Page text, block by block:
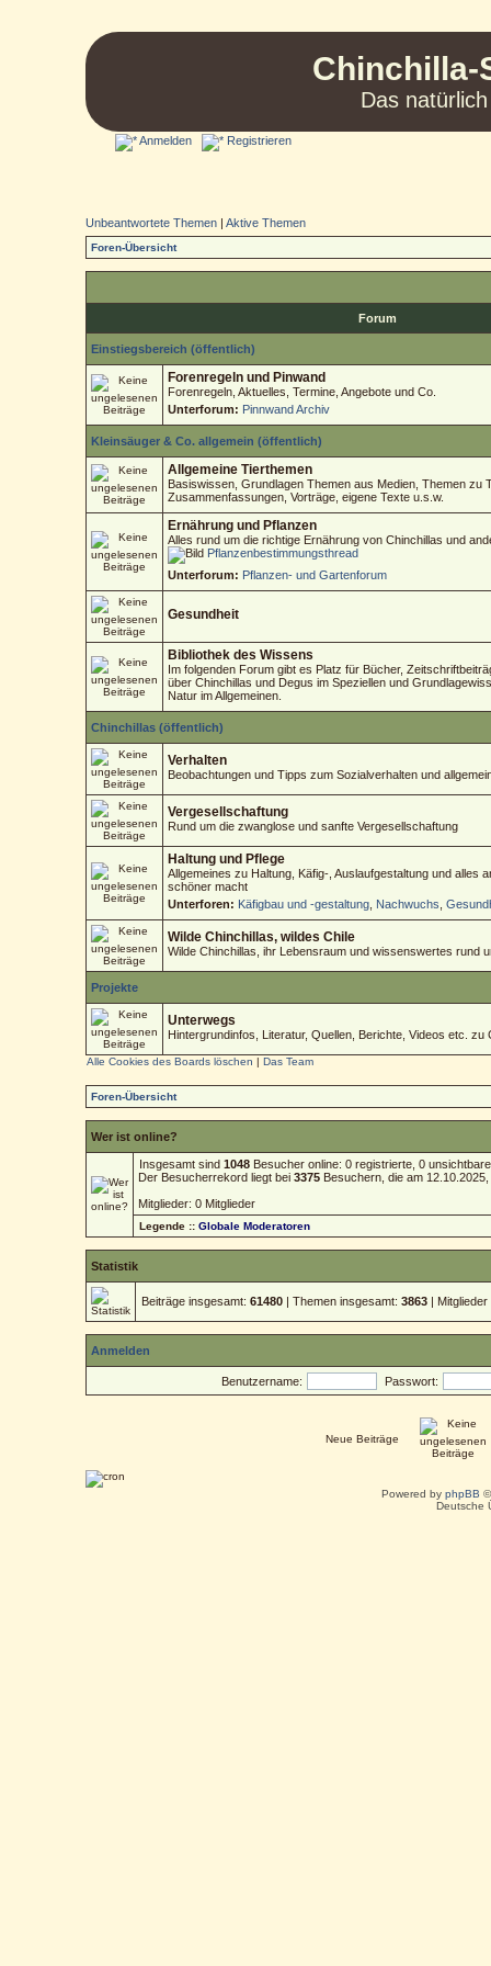
Chinchilla-
Das
Anmelden Registrieren
Unbeantwortete Themen |Aktive Themen
Foren-Übersicht
Forum
Einstiegsbereich (öffentlich)
Forenregeln und Pinwand
Forenregeln, Aktuelles, Termine, Angebote und Co.
Unterforum: Pinnwand Archiv
Kleinsäuger & Co. allgemein (öffentlich)
Allgemeine Tierthemen
Basiswissen, Grundlagen Themen aus Medien, Themen zu
Zusammenfassungen, Vorträge, eigene Texte u.s.w.
Ernährung und Pflanzen
Alles rund um die richtige Ernährung von Chinchillas und
Pflanzenbestimmungsthread
Unterforum: Pflanzen- und Gartenforum
Gesundheit
Bibliothek des Wissens
Im folgenden Forum gibt es Platz für Bücher,
über Chinchillas und Degus im Speziellen und
Natur im Allgemeinen.
Chinchillas (öffentlich)
Verhalten
Beobachtungen und Tipps zum Sozialverhalten und
Vergesellschaftung
Rund um die zwanglose und sanfte Vergesellschaftung
Haltung und Pflege
Allgemeines zu Haltung, Käfig-, Auslaufgestaltung und alles
schöner macht
Unterforen: Käfigbau und -gestaltung Nachwuchs ,
Wilde Chinchillas, wildes Chile
Wilde Chinchillas, ihr Lebensraum und wissenswertes rund
Projekte
Unterwegs
Hintergrundinfos, Literatur, Quellen, Berichte, Videos etc. zu
Alle Cookies des Boards löschen |Das Team
Foren-Übersicht
Wer ist online?
Insgesamt sind1048 Besucher online: 0 registrierte, 0
Der Besucherrekord liegt bei3375 Besuchern, die am
Mitglieder: 0 Mitglieder
Legende ::Globale Moderatoren
Statistik
Beiträge insgesamt:61480 | Themen insgesamt:3863 |
Anmelden
Benutzername: Passwort:
Neue Beiträge
Powered by phpBB
Deutsche